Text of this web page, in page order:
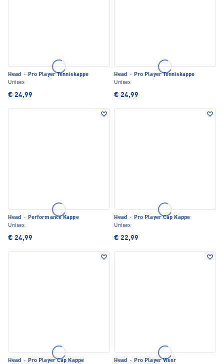
Head · Pro Player Tenniskappe
Unisex
€ 24,99
Head · Pro Player Tenniskappe
Unisex
€ 24,99
Head · Performance Kappe
Unisex
€ 24,99
Head · Pro Player Cap Kappe
Unisex
€ 22,99
Head · Pro Player Cap Kappe
Head · Pro Player Visor